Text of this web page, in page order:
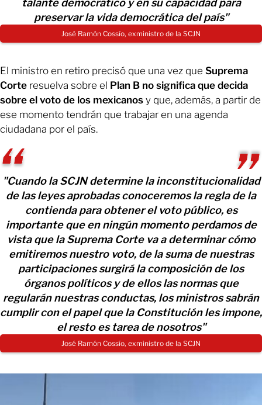
talante democrático y en su capacidad para
preservar la vida democrática del país"
José Ramón Cossío, exministro de la SCJN
El ministro en retiro precisó que una vez que Suprema
Corte resuelva sobre el Plan B no significa que decida
sobre el voto de los mexicanos y que, además, a partir de
ese momento tendrán que trabajar en una agenda
ciudadana por el país.
"Cuando la SCJN determine la inconstitucionalidad
de las leyes aprobadas conoceremos la regla de la
contienda para obtener el voto público, es
importante que en ningún momento perdamos de
vista que la Suprema Corte va a determinar cómo
emitiremos nuestro voto, de la suma de nuestras
participaciones surgirá la composición de los
órganos políticos y de ellos las normas que
regularán nuestras conductas, los ministros sabrán
cumplir con el papel que la Constitución les impone,
el resto es tarea de nosotros"
José Ramón Cossío, exministro de la SCJN